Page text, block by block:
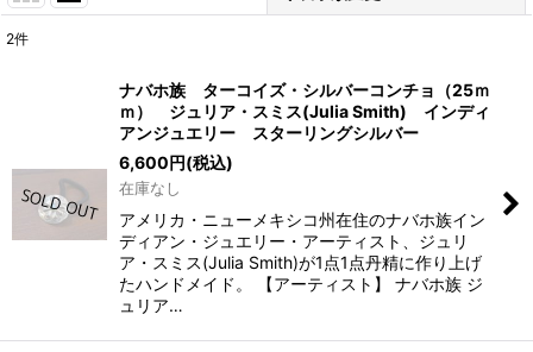
2件
ナバホ族 ターコイズ・シルバーコンチョ（25ｍ
ｍ） ジュリア・スミス(Julia Smith) インディ
アンジュエリー スターリングシルバー
6,600円(税込)
在庫なし
アメリカ・ニューメキシコ州在住のナバホ族イン
ディアン・ジュエリー・アーティスト、ジュリ
ア・スミス(Julia Smith)が1点1点丹精に作り上げ
たハンドメイド。 【アーティスト】 ナバホ族 ジ
ュリア…